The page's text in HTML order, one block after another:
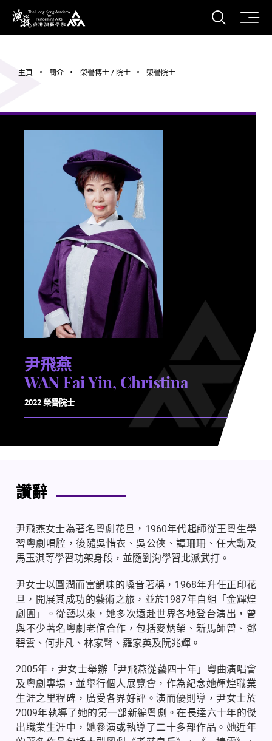
香港演藝學院
打開
主頁 簡介 榮譽博士 / 院士 榮譽院士
尹飛燕
WAN Fai Yin, Christina
2022 榮譽院士
讚辭
尹飛燕女士為著名粵劇花旦，1960年代起師從王粵生學
習粵劇唱腔，後隨吳惜衣、吳公俠、譚珊珊、任大勳及
馬玉淇等學習功架身段，並隨劉洵學習北派武打。
尹女士以圓潤而富韻味的嗓音著稱，1968年升任正印花
旦，開展其成功的藝術之旅，並於1987年自組「金輝煌
劇團」。從藝以來，她多次遠赴世界各地登台演出，曾
與不少著名粵劇老倌合作，包括麥炳榮、新馬師曾、鄧
碧雲、何非凡、林家聲、羅家英及阮兆輝。
2005年，尹女士舉辦「尹飛燕從藝四十年」粵曲演唱會
及粵劇專場，並舉行個人展覽會，作為紀念她輝煌職業
生涯之里程碑，廣受各界好評。演而優則導，尹女士於
2009年執導了她的第一部新編粵劇。在長達六十年的傑
出職業生涯中，她參演或執導了二十多部作品。她近年